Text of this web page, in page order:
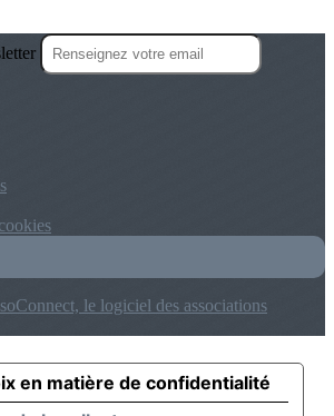
le logiciel des associations
en matière de confidentialité